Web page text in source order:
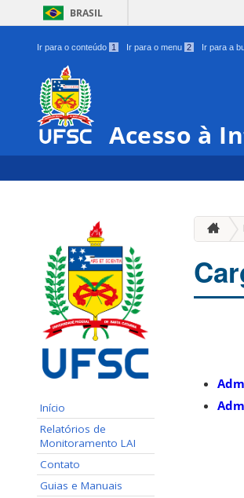
BRASIL
Ir para o conteúdo 1 Ir para o menu 2 Ir para a
Acesso à
Início
Relatórios de
Monitoramento LAI
Contato
Guias e Manuais